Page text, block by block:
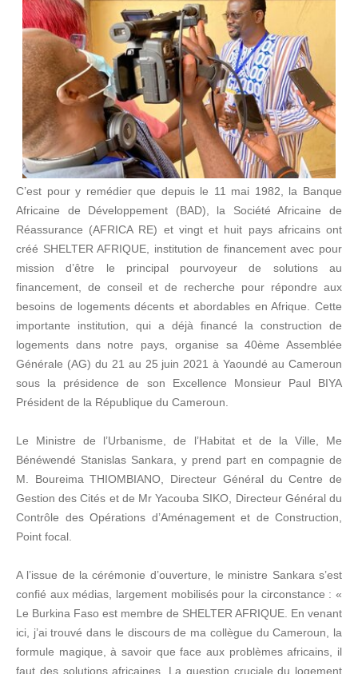
C’est pour y remédier que depuis le 11 mai 1982, la Banque
Africaine de Développement (BAD), la Société Africaine de
Réassurance (AFRICA RE) et vingt et huit pays africains ont
créé SHELTER AFRIQUE, institution de financement avec pour
mission d’être le principal pourvoyeur de solutions au
financement, de conseil et de recherche pour répondre aux
besoins de logements décents et abordables en Afrique. Cette
importante institution, qui a déjà financé la construction de
logements dans notre pays, organise sa 40ème Assemblée
Générale (AG) du 21 au 25 juin 2021 à Yaoundé au Cameroun
sous la présidence de son Excellence Monsieur Paul BIYA
Président de la République du Cameroun.
Le Ministre de l’Urbanisme, de l’Habitat et de la Ville, Me
Bénéwendé Stanislas Sankara, y prend part en compagnie de
M. Boureima THIOMBIANO, Directeur Général du Centre de
Gestion des Cités et de Mr Yacouba SIKO, Directeur Général du
Contrôle des Opérations d’Aménagement et de Construction,
Point focal.
A l’issue de la cérémonie d’ouverture, le ministre Sankara s’est
confié aux médias, largement mobilisés pour la circonstance : «
Le Burkina Faso est membre de SHELTER AFRIQUE. En venant
ici, j’ai trouvé dans le discours de ma collègue du Cameroun, la
formule magique, à savoir que face aux problèmes africains, il
faut des solutions africaines. La question cruciale du logement